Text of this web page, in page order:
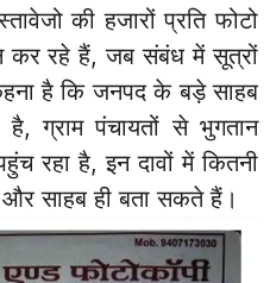
की हजारों प्रति फोटो
कर रहे हैं, जब संबंध में सूत्रों
है कि जनपद के बड़े साहब
ग्राम पंचायतों से भुगतान
रहा है, इन दावों में कितनी
साहब ही बता सकते हैं।